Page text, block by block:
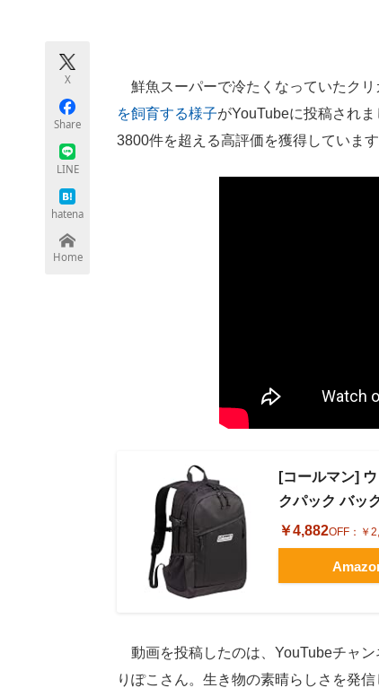
X
Share
LINE
hatena
Home
鮮魚スーパーで冷たくなっていたク
を飼育する様子がYouTubeに投稿され
3800件を超える高評価を獲得しています
[コールマン]
クパック バッ
￥4,882OFF： ￥
動画を投稿したのは、YouTubeチャン
りぽこさん。生き物の素晴らしさを発